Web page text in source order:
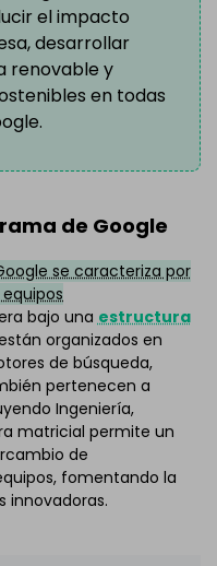
el impacto
desarrollar
renovable y
en todas
de Google
se caracteriza por
bajo unaestructura
organizados en
de búsqueda,
pertenecen a
Ingeniería,
matricial permite un
de
fomentando la
innovadoras.